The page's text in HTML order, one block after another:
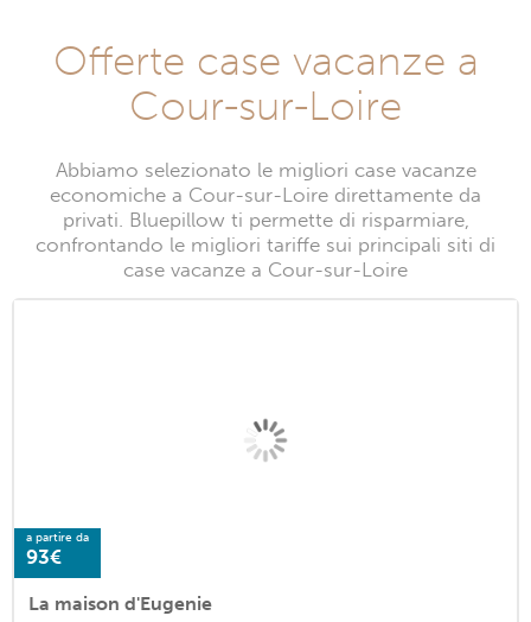
Offerte case vacanze a
Cour-sur-Loire
Abbiamo selezionato le migliori case vacanze
economiche a Cour-sur-Loire direttamente da
privati. Bluepillow ti permette di risparmiare,
confrontando le migliori tariffe sui principali siti di
case vacanze a Cour-sur-Loire
a partire da
93€
La maison d'Eugenie